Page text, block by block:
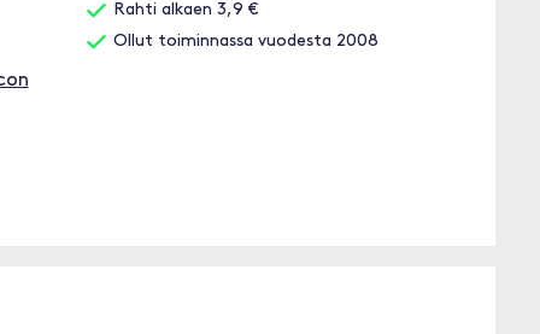
Rahti alkaen 3,9 €
Ollut toiminnassa vuodesta 2008